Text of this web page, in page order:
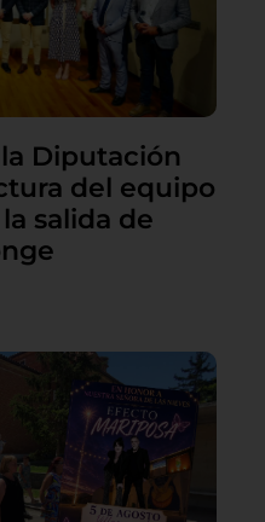
Diputación
del equipo
salida de